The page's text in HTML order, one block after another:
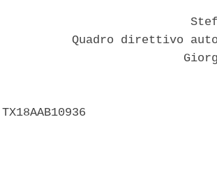
Quadro direttivo